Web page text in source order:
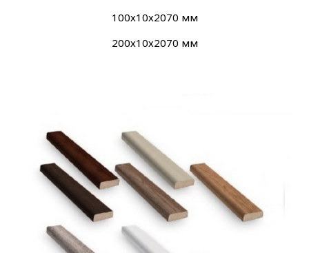
100х10х2070 мм
200х10х2070 мм